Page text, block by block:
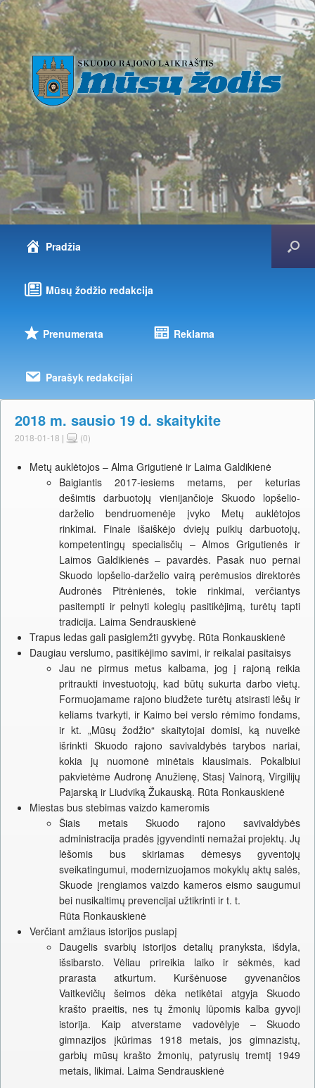
Pradžia
Mūsų žodžio redakcija
Prenumerata Reklama
Parašyk redakcijai
2018 m. sausio 19 d. skaitykite
2018-01-18 | (0)
Metų auklėtojos – Alma Grigutienė ir Laima Galdikienė
Baigiantis 2017-iesiems metams, per keturias
dešimtis darbuotojų vienijančioje Skuodo lopšelio-
darželio bendruomenėje įvyko Metų auklėtojos
rinkimai. Finale išaiškėjo dviejų puikių darbuotojų,
kompetentingų specialisčių – Almos Grigutienės ir
Laimos Galdikienės – pavardės. Pasak nuo pernai
Skuodo lopšelio-darželio vairą perėmusios direktorės
Audronės Pitrėnienės, tokie rinkimai, verčiantys
pasitempti ir pelnyti kolegių pasitikėjimą, turėtų tapti
tradicija. Laima Sendrauskienė
Trapus ledas gali pasiglemžti gyvybę. Rūta Ronkauskienė
Daugiau verslumo, pasitikėjimo savimi, ir reikalai pasitaisys
Jau ne pirmus metus kalbama, jog į rajoną reikia
pritraukti investuotojų, kad būtų sukurta darbo vietų.
Formuojamame rajono biudžete turėtų atsirasti lėšų ir
keliams tvarkyti, ir Kaimo bei verslo rėmimo fondams,
ir kt. „Mūsų žodžio“ skaitytojai domisi, ką nuveikė
išrinkti Skuodo rajono savivaldybės tarybos nariai,
kokia jų nuomonė minėtais klausimais. Pokalbiui
pakvietėme Audronę Anužienę, Stasį Vainorą, Virgilijų
Pajarską ir Liudviką Žukauską. Rūta Ronkauskienė
Miestas bus stebimas vaizdo kameromis
Šiais metais Skuodo rajono savivaldybės
administracija pradės įgyvendinti nemažai projektų. Jų
lėšomis bus skiriamas dėmesys gyventojų
sveikatingumui, modernizuojamos mokyklų aktų salės,
Skuode įrengiamos vaizdo kameros eismo saugumui
bei nusikaltimų prevencijai užtikrinti ir t. t.
Rūta Ronkauskienė
Verčiant amžiaus istorijos puslapį
Daugelis svarbių istorijos detalių pranyksta, išdyla,
išsibarsto. Vėliau prireikia laiko ir sėkmės, kad
prarasta atkurtum. Kuršėnuose gyvenančios
Vaitkevičių šeimos dėka netikėtai atgyja Skuodo
krašto praeitis, nes tų žmonių lūpomis kalba gyvoji
istorija. Kaip atverstame vadovėlyje – Skuodo
gimnazijos įkūrimas 1918 metais, jos gimnazistų,
garbių mūsų krašto žmonių, patyrusių tremtį 1949
metais, likimai. Laima Sendrauskienė